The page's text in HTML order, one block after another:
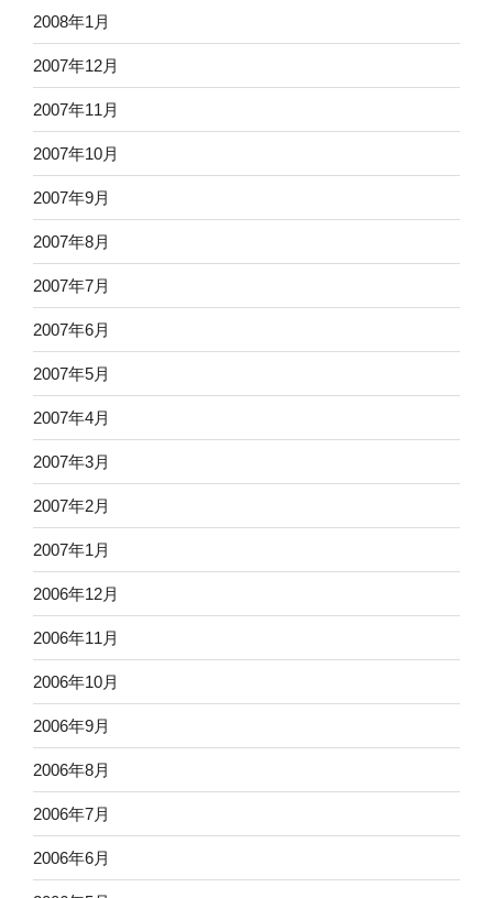
2008年1月
2007年12月
2007年11月
2007年10月
2007年9月
2007年8月
2007年7月
2007年6月
2007年5月
2007年4月
2007年3月
2007年2月
2007年1月
2006年12月
2006年11月
2006年10月
2006年9月
2006年8月
2006年7月
2006年6月